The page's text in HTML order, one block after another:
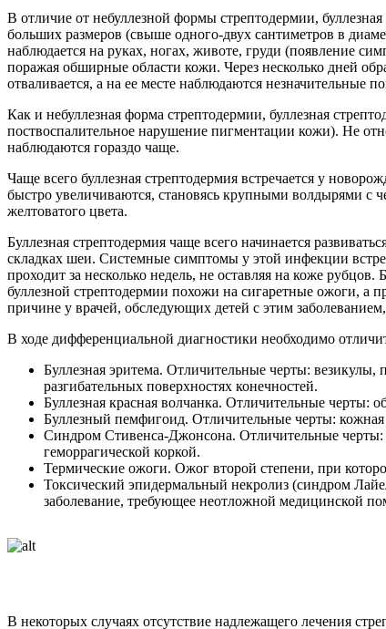
В отличие от небуллезной формы стрептодермии,
больших размеров (свыше одного-двух сантиметров в
наблюдается на руках, ногах, животе, груди (появление
поражая обширные области кожи. Через несколько дней
отваливается, а на ее месте наблюдаются
Как и небуллезная форма стрептодермии, буллезная
поствоспалительное нарушение пигментации кожи). Не
наблюдаются гораздо чаще.
Чаще всего буллезная стрептодермия встречается у
быстро увеличиваются, становясь крупными волдырями с
желтоватого цвета.
Буллезная стрептодермия чаще всего начинается
складках шеи. Системные симптомы у этой инфекции
проходит за несколько недель, не оставляя на коже
буллезной стрептодермии похожи на сигаретные ожоги, а
причине у врачей, обследующих детей с этим
В ходе дифференциальной диагностики необходимо
Буллезная эритема. Отличительные черты:
разгибательных поверхностях конечностей.
Буллезная красная волчанка. Отличительные черты:
Буллезный пемфигоид. Отличительные черты:
Синдром Стивенса-Джонсона. Отличительные черты:
геморрагической коркой.
Термические ожоги. Ожог второй степени, при
Токсический эпидермальный некролиз (синдром
заболевание, требующее неотложной медицинской
В некоторых случаях отсутствие надлежащего лечения